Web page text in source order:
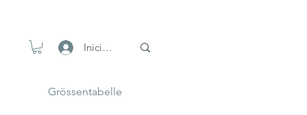
Iniciar sesión
Grössentabelle